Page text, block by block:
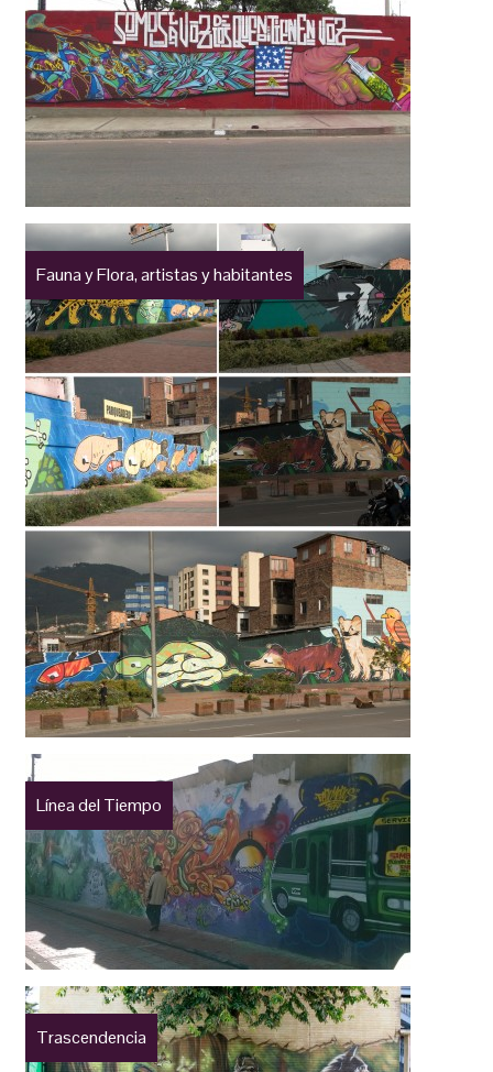
Fauna y Flora, artistas y habitantes
Línea del Tiempo
Trascendencia